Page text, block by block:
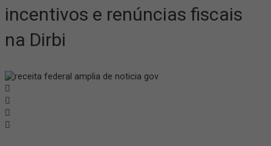
incentivos e renúncias fiscais
na Dirbi